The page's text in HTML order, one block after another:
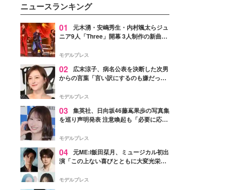
ニュースランキング
01
元木湧・安嶋秀生・内村颯太らジュ
ニア9人「Three」開幕 3人制作の新曲＆
進んで夢を掴みたい」【ゲネプロレポ】
モデルプレス
02
広末涼子、病名公表を決断した次男
からの言葉「言い訳にするのも嫌だっ
モデルプレス
03 集英社、日向坂46藤嶌果歩の写真集
を巡り声明発表 注意喚起も「必要に応じ
モデルプレス
04 元ME:I飯田栞月、ミュージカル初出
演「この上ない喜びとともに大変光栄」
ャスト発表
モデルプレス